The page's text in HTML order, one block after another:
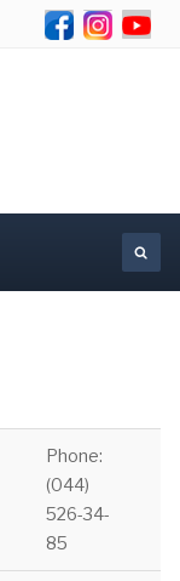
Phone:
(044)
526-34-
85